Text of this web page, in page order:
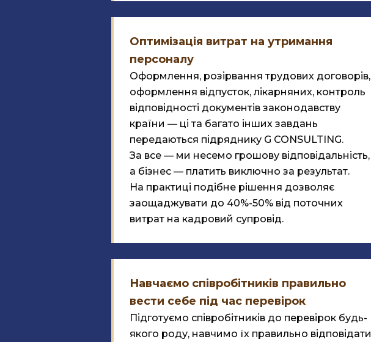
Оптимізація витрат на утримання
персоналу
Оформлення, розірвання трудових договорів,
оформлення відпусток, лікарняних, контроль
відповідності документів законодавству
країни — ці та багато інших завдань
передаються підряднику G CONSULTING.
За все — ми несемо грошову відповідальність,
а бізнес — платить виключно за результат.
На практиці подібне рішення дозволяє
заощаджувати до 40%-50% від поточних
витрат на кадровий супровід.
Навчаємо співробітників правильно
вести себе під час перевірок
Підготуємо співробітників до перевірок будь-
якого роду, навчимо їх правильно відповідати